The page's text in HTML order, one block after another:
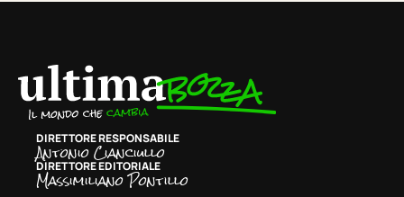
DIRETTORE RESPONSABILE
Antonio Cianciullo
DIRETTORE EDITORIALE
Massimiliano Pontillo